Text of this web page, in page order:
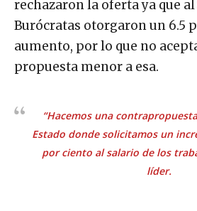
rechazaron la oferta ya que
Burócratas otorgaron un 6.5
aumento, por lo que no
propuesta menor a esa.
“Hacemos una
Estado donde solicitamos un
por ciento al salario de los
líder.